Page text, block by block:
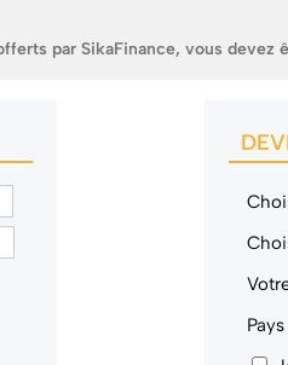
par SikaFinance, vous
Pays